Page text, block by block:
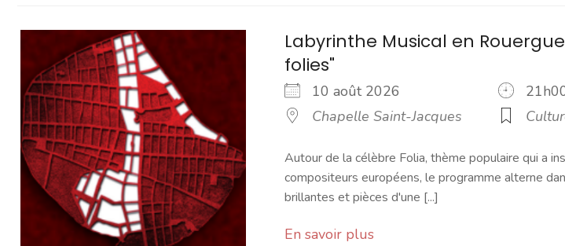
Labyrinthe Musical en
folies"
10 août 2026
Chapelle Saint-Jacques
Autour de la célèbre Folia, thème populaire qui a
compositeurs européens, le programme alterne
brillantes et pièces d'une [...]
En savoir plus